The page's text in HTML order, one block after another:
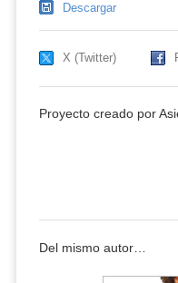
Descargar
X (Twitter)
Proyecto creado por
Del mismo autor…